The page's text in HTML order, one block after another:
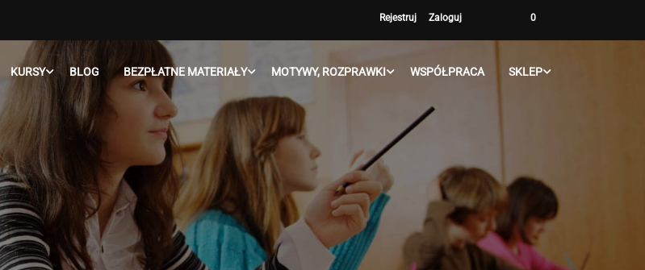
Rejestruj Zaloguj 0
KURSY BLOG BEZPŁATNE MATERIAŁY MOTYWY, ROZPRAWKI WSPÓŁPRACA SKLEP